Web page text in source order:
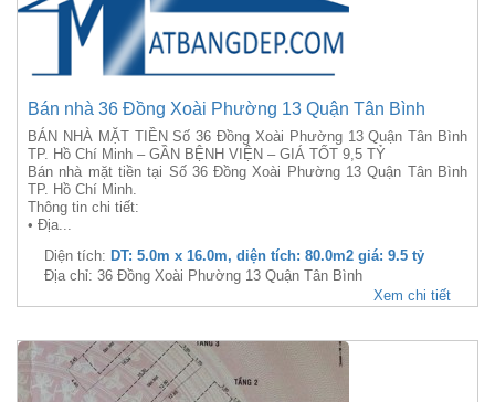
Bán nhà 36 Đồng Xoài Phường 13 Quận Tân Bình
BÁN NHÀ MẶT TIỀN Số 36 Đồng Xoài Phường 13 Quận Tân Bình
TP. Hồ Chí Minh – GẦN BỆNH VIỆN – GIÁ TỐT 9,5 TỶ
Bán nhà mặt tiền tại Số 36 Đồng Xoài Phường 13 Quận Tân Bình
TP. Hồ Chí Minh.
Thông tin chi tiết:
• Địa...
Diện tích: DT: 5.0m x 16.0m, diện tích: 80.0m2 giá: 9.5 tỷ
Địa chỉ: 36 Đồng Xoài Phường 13 Quận Tân Bình
Xem chi tiết